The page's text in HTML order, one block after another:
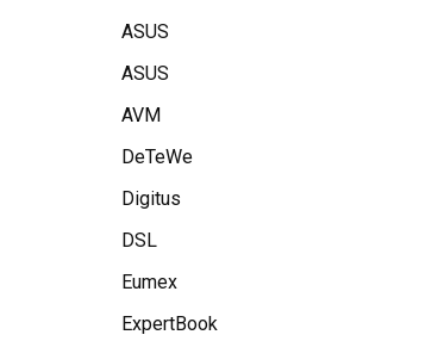
ASUS
ASUS
AVM
DeTeWe
Digitus
DSL
Eumex
ExpertBook